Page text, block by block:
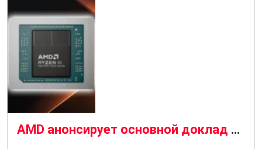
AMD анонсирует основной доклад на выставке IFA 2026, потенциально подготавливая почву для выпуска Ryzen AI Max Pro 400